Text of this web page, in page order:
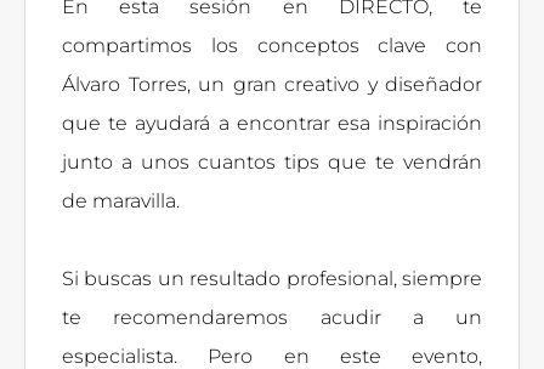
En esta sesión en DIRECTO, te
compartimos los conceptos clave con
Álvaro Torres, un gran creativo y diseñador
que te ayudará a encontrar esa inspiración
junto a unos cuantos tips que te vendrán
de maravilla.
Si buscas un resultado profesional, siempre
te recomendaremos acudir a un
especialista. Pero en este evento,